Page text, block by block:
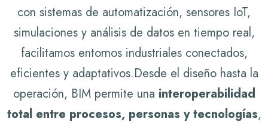
con sistemas de automatización, sensores IoT,
simulaciones y análisis de datos en tiempo real,
facilitamos entornos industriales conectados,
eficientes y adaptativos.Desde el diseño hasta la
operación, BIM permite una interoperabilidad
total entre procesos, personas y tecnologías,